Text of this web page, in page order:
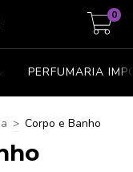
0
PERFUMARIA
> Corpo e Banho